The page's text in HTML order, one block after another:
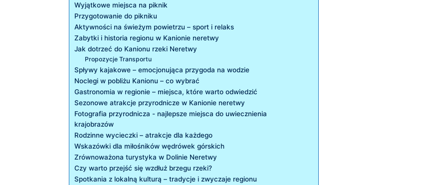
Wyjątkowe miejsca na⁤ piknik
Przygotowanie do pikniku
Aktywności na świeżym powietrzu – ‍sport i relaks
Zabytki i historia regionu⁢ w Kanionie ‍neretwy
Jak dotrzeć do Kanionu rzeki Neretwy
Propozycje Transportu
Spływy kajakowe – emocjonująca przygoda na wodzie
Noclegi w pobliżu Kanionu – co wybrać
Gastronomia w regionie – miejsca, które ‍warto‌ odwiedzić
Sezonowe atrakcje przyrodnicze w Kanionie neretwy
Fotografia przyrodnicza -⁣ najlepsze miejsca​ do uwiecznienia
krajobrazów
Rodzinne wycieczki – atrakcje dla ​każdego
Wskazówki dla miłośników wędrówek ‌górskich
Zrównoważona turystyka w Dolinie Neretwy
Czy warto przejść się wzdłuż brzegu⁣ rzeki?
Spotkania z lokalną kulturą – tradycje ​i zwyczaje regionu